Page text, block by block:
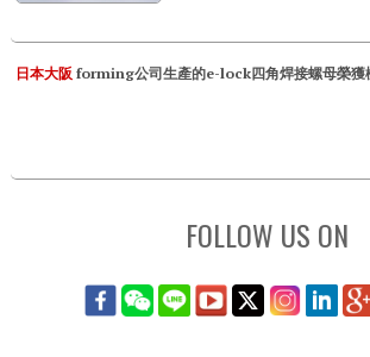
日本大阪forming公司生產的e-lock四角焊接螺母榮獲
FOLLOW US ON